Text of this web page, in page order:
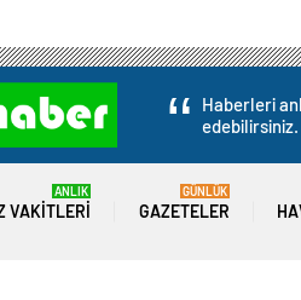
Haberleri
edebilirsiniz.
VAKITLERI
ANLIK
GAZETELER
GÜNLÜK